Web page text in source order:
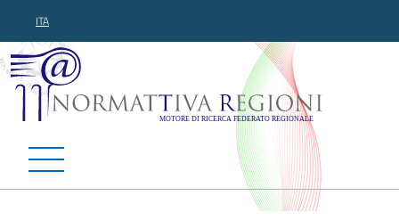
ITA
Normattiva Regioni -